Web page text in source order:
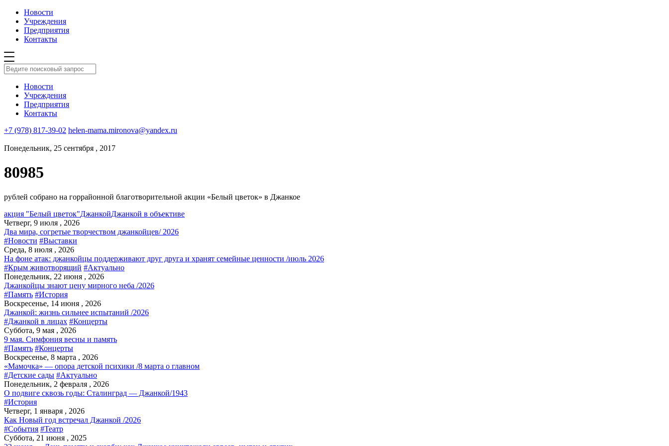
Новости
Учреждения
Предприятия
Контакты
Новости
Учреждения
Предприятия
Контакты
+7 (978) 817-39-02 helen-mama.mironova@yandex.ru
Понедельник, 25 сентября , 2017
80985
рублей собрано на горрайонной благотворительной акции «Белый цветок» в Джанкое
акция "Белый цветок"ДжанкойДжанкой в объективе
Четверг, 9 июля , 2026
Два мира, согретые творчеством джанкойцев/ 2026
#Новости #Выставки
Среда, 8 июля , 2026
На фоне атак: джанкойцы поддерживают друг друга и хранят семейные ценности /июль 2026
#Крым животворящий #Актуально
Понедельник, 22 июня , 2026
Джанкойцы знают цену мирного неба /2026
#Память #История
Воскресенье, 14 июня , 2026
Джанкой: жизнь сильнее испытаний /2026
#Джанкой в лицах #Концерты
Суббота, 9 мая , 2026
9 мая. Симфония весны и память
#Память #Концерты
Воскресенье, 8 марта , 2026
«Мамочка» — опора детской психики /8 марта о главном
#Детские сады #Актуально
Понедельник, 2 февраля , 2026
О подвиге сквозь годы: Сталинград — Джанкой/1943
#История
Четверг, 1 января , 2026
Как Новый год встречал Джанкой /2026
#События #Театр
Суббота, 21 июня , 2025